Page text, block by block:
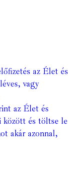
az Élet és
vagy
az Élet és
között és töltse le
akár azonnal,